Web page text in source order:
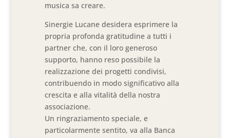
musica sa creare.
Sinergie Lucane desidera esprimere la
propria profonda gratitudine a tutti i
partner che, con il loro generoso
supporto, hanno reso possibile la
realizzazione dei progetti condivisi,
contribuendo in modo significativo alla
crescita e alla vitalità della nostra
associazione.
Un ringraziamento speciale, e
particolarmente sentito, va alla Banca